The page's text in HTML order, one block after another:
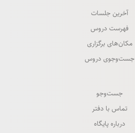
آخرین جلسات
فهرست دروس
مکان‌های برگزاری
جست‌وجوی دروس
جست‌وجو
تماس با دفتر
درباره پایگاه